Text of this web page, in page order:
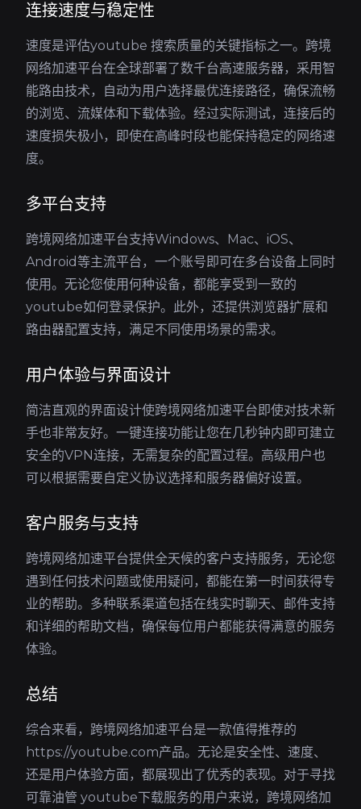
连接速度与稳定性
速度是评估youtube 搜索质量的关键指标之一。跨境
网络加速平台在全球部署了数千台高速服务器，采用智
能路由技术，自动为用户选择最优连接路径，确保流畅
的浏览、流媒体和下载体验。经过实际测试，连接后的
速度损失极小，即使在高峰时段也能保持稳定的网络速
度。
多平台支持
跨境网络加速平台支持Windows、Mac、iOS、
Android等主流平台，一个账号即可在多台设备上同时
使用。无论您使用何种设备，都能享受到一致的
youtube如何登录保护。此外，还提供浏览器扩展和
路由器配置支持，满足不同使用场景的需求。
用户体验与界面设计
简洁直观的界面设计使跨境网络加速平台即使对技术新
手也非常友好。一键连接功能让您在几秒钟内即可建立
安全的VPN连接，无需复杂的配置过程。高级用户也
可以根据需要自定义协议选择和服务器偏好设置。
客户服务与支持
跨境网络加速平台提供全天候的客户支持服务，无论您
遇到任何技术问题或使用疑问，都能在第一时间获得专
业的帮助。多种联系渠道包括在线实时聊天、邮件支持
和详细的帮助文档，确保每位用户都能获得满意的服务
体验。
总结
综合来看，跨境网络加速平台是一款值得推荐的
https://youtube.com产品。无论是安全性、速度、
还是用户体验方面，都展现出了优秀的表现。对于寻找
可靠油管 youtube下载服务的用户来说，跨境网络加